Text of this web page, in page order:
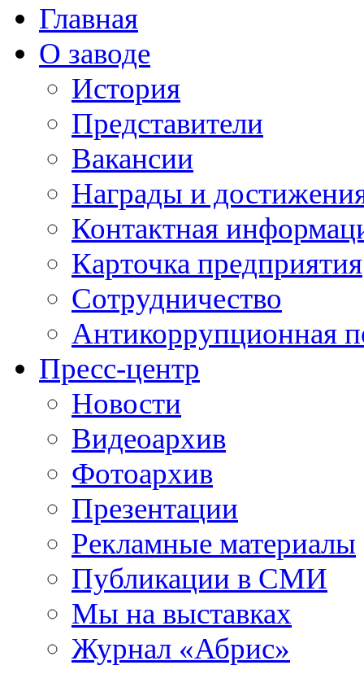
Главная
О заводе
История
Представители
Вакансии
Награды и
Контактная
Карточка предприятия
Сотрудничество
Антикоррупционная
Пресс-центр
Новости
Видеоархив
Фотоархив
Презентации
Рекламные материалы
Публикации в СМИ
Мы на выставках
Журнал «Абрис»